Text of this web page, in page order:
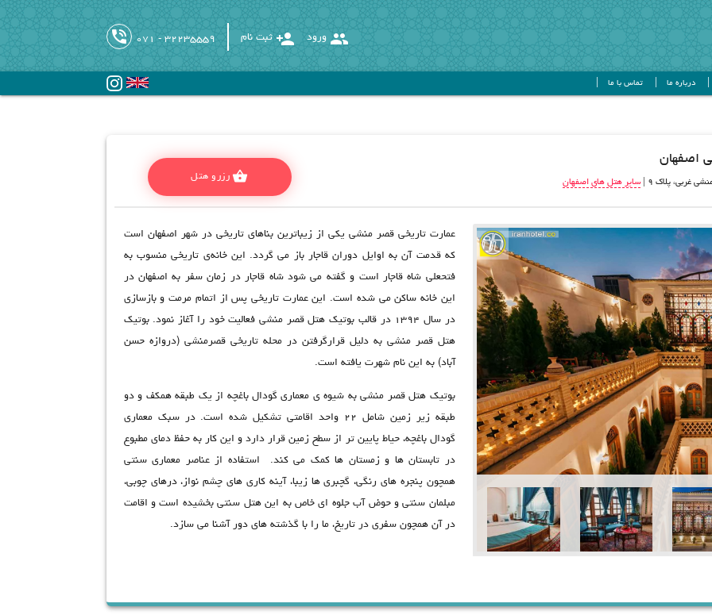
phone_in_talk 071 - 32235559 ثبت نام person_add ورود group
تماس با ما درباره ما
اصفهان
غربی، پلاک 9 | سایر هتل های اصفهان shopping_basket رزرو هتل
عمارت تاریخی قصر منشی یکی از زیباترین بناهای تاریخی در شهر اصفهان است
که قدمت آن به اوایل دوران قاجار باز می گردد. این خانه‌ی تاریخی منسوب به
فتحعلی شاه قاجار است و گفته می شود شاه قاجار در زمان سفر به اصفهان در
این خانه ساکن می شده است. این عمارت تاریخی پس از اتمام مرمت و بازسازی
در سال 1394 در قالب بوتیک هتل قصر منشی فعالیت خود را آغاز نمود. بوتیک
هتل قصر منشی به دلیل قرارگرفتن در محله تاریخی قصرمنشی (دروازه حسن
آباد) به این نام شهرت یافته است.
بوتیک هتل قصر منشی به شیوه ی معماری گودال باغچه از یک طبقه همکف و دو
طبقه زیر زمین شامل ۲۲ واحد اقامتی تشکیل شده است. در سبک معماری
گودال باغچه، حیاط پایین‌ تر از سطح زمین قرار دارد و این کار به حفظ دمای مطبوع
در تابستان ها و زمستان ها کمک می کند. استفاده از عناصر معماری سنتی
همچون پنجره های رنگی، گچبری ها زیبا، آینه کاری های چشم نواز، درهای چوبی،
مبلمان سنتی و حوض آب جلوه ای خاص به این هتل سنتی بخشیده است و اقامت
در آن همچون سفری در تاریخ، ما را با گذشته های دور آشنا می سازد.
نقش جهان قرار دارد و تنها با 15 دقیقه پیاده روی می توانید از این میدان